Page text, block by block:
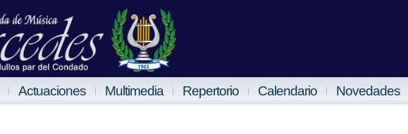
Actuaciones Multimedia Repertorio Calendario Novedades